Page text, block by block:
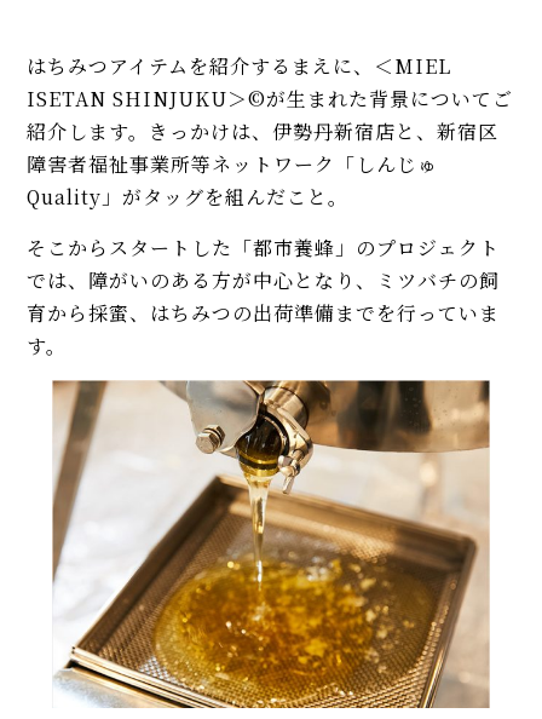
はちみつアイテムを紹介するまえに、＜MIEL
ISETAN SHINJUKU＞©が生まれた背景についてご
紹介します。きっかけは、伊勢丹新宿店と、新宿区
障害者福祉事業所等ネットワーク「しんじゅ
Quality」がタッグを組んだこと。
そこからスタートした「都市養蜂」のプロジェクト
では、障がいのある方が中心となり、ミツバチの飼
育から採蜜、はちみつの出荷準備までを行っていま
す。